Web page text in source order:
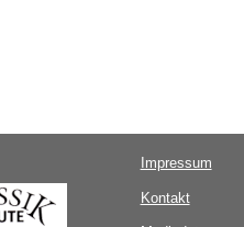
Impressum
Kontakt